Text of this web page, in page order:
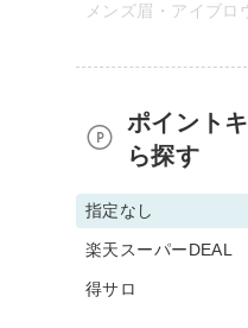
メンズ眉・アイブロ
ポイント
ら探す
指定なし
楽天スーパーDEAL
得サロ